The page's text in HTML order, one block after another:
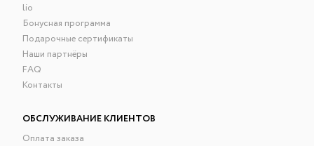
lio
Бонусная программа
Подарочные сертификаты
Наши партнёры
FAQ
Контакты
ОБСЛУЖИВАНИЕ КЛИЕНТОВ
Оплата заказа